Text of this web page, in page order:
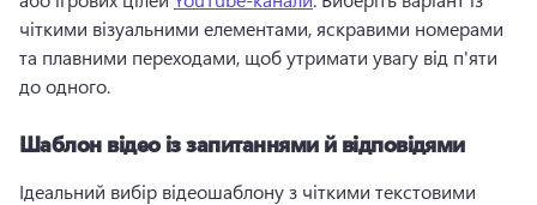
чіткими візуальними елементами, яскравими номерами
та плавними переходами, щоб утримати увагу від п'яти
до одного.
Шаблон відео із запитаннями й відповідями
Ідеальний вибір відеошаблону з чіткими текстовими